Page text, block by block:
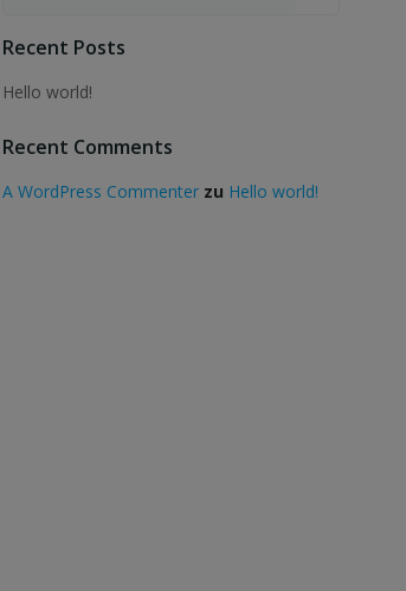
Recent Posts
Hello world!
Recent Comments
A WordPress Commenterzu Hello world!